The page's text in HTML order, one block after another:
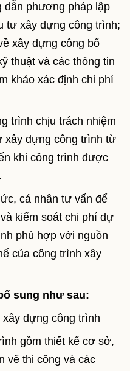
dẫn phương pháp lập
tư xây dựng công trình;
xây dựng công bố
thuật và các thông tin
khảo xác định chi phí
trình chịu trách nhiệm
xây dựng công trình từ
khi công trình được
cá nhân tư vấn để
kiểm soát chi phí dự
phù hợp với nguồn
của công trình xây
sung như sau:
dựng công trình
gồm thiết kế cơ sở,
vẽ thi công và các